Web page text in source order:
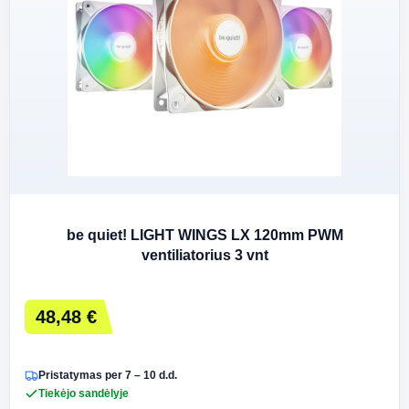
be quiet! LIGHT WINGS LX 120mm PWM
ventiliatorius 3 vnt
48,48 €
Pristatymas per 7 – 10 d.d.
Tiekėjo sandėlyje